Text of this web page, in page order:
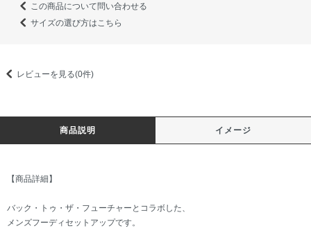
この商品について問い合わせる
サイズの選び方はこちら
レビューを見る(0件)
商品説明 イメージ
【商品詳細】
バック・トゥ・ザ・フューチャーとコラボした、
メンズフーディセットアップです。